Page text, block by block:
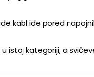
kabl ide pored
istoj kategoriji, a